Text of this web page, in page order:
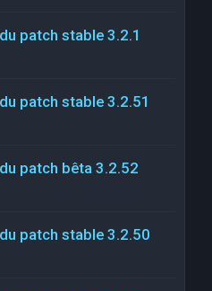
patch stable 3.2.1
patch stable 3.2.51
patch bêta 3.2.52
patch stable 3.2.50